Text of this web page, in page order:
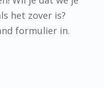
het zover is?
formulier in.